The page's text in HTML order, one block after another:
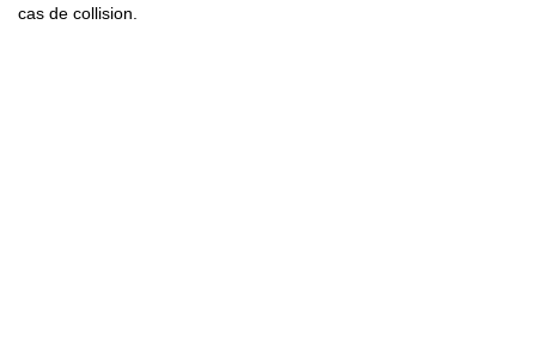
cas de collision.